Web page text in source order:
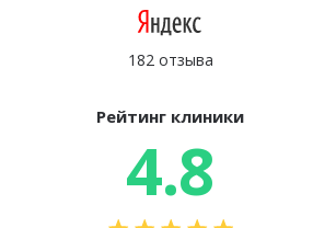
182 отзыва
Рейтинг клиники
4.8